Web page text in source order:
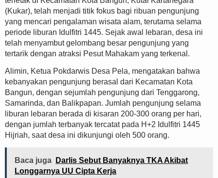
(Kukar), telah menjadi titik fokus bagi ribuan pengunjung
yang mencari pengalaman wisata alam, terutama selama
periode liburan Idulfitri 1445. Sejak awal lebaran, desa ini
telah menyambut gelombang besar pengunjung yang
tertarik dengan atraksi Pesut Mahakam yang terkenal.
Alimin, Ketua Pokdarwis Desa Pela, mengatakan bahwa
kebanyakan pengunjung berasal dari Kecamatan Kota
Bangun, dengan sejumlah pengunjung dari Tenggarong,
Samarinda, dan Balikpapan. Jumlah pengunjung selama
liburan lebaran berada di kisaran 200-300 orang per hari,
dengan jumlah terbanyak tercatat pada H+2 Idulfitri 1445
Hijriah, saat desa ini dikunjungi oleh 500 orang.
Baca juga
Darlis Sebut Banyaknya TKA Akibat
Longgarnya UU Cipta Kerja